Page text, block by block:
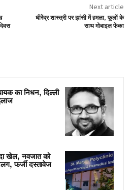
Next article
धीरेंद्र शास्त्री पर झांसी में हमला, फूलों के
साथ मोबाइल फेंका
का निधन, दिल्ली
खेल, नवजात को
फर्जी दस्तावेज